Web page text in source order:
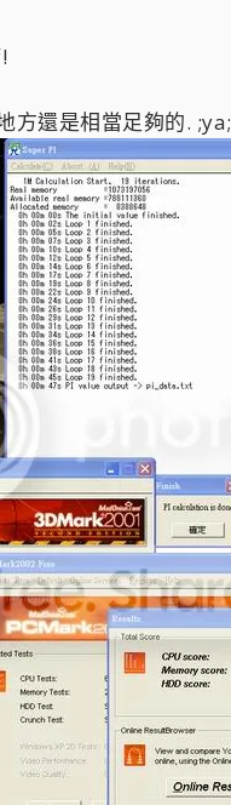
方還是相當足夠的. ;ya;